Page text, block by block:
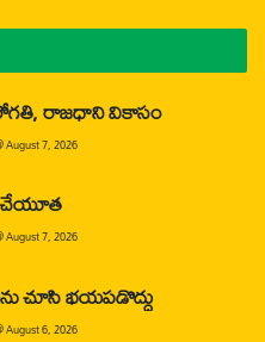
రాజధాని వికాసం
August 7, 2026
చేయూత
August 7, 2026
చూసి భయపడొద్దు
August 6, 2026